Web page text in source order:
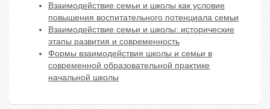
Взаимодействие семьи и школы как условие
повышения воспитательного потенциала семьи
Взаимодействие семьи и школы: исторические
этапы развития и современность
Формы взаимодействия школы и семьи в
современной образовательной практике
начальной школы